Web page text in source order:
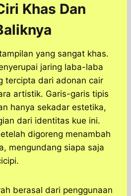
Khas Dan
yang sangat khas.
jaring laba-laba
tercipta dari adonan cair
artistik. Garis-garis tipis
hanya sekadar estetika,
dari identitas kue ini.
digoreng menambah
mengundang siapa saja
berasal dari penggunaan